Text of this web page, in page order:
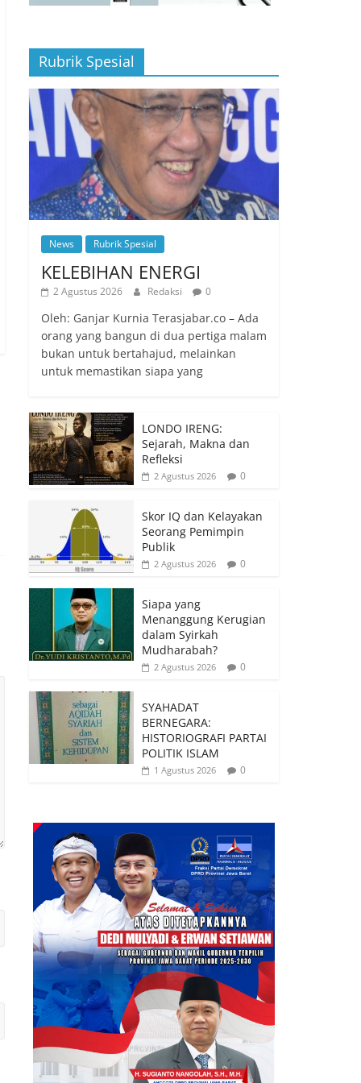
Rubrik Spesial
News Rubrik Spesial
KELEBIHAN ENERGI
2 Agustus 2026 Redaksi 0
Oleh: Ganjar Kurnia Terasjabar.co – Ada
orang yang bangun di dua pertiga malam
bukan untuk bertahajud, melainkan
untuk memastikan siapa yang
LONDO IRENG:
Sejarah, Makna dan
Refleksi
2 Agustus 2026 0
Skor IQ dan Kelayakan
Seorang Pemimpin
Publik
2 Agustus 2026 0
Siapa yang
Menanggung Kerugian
dalam Syirkah
Mudharabah?
2 Agustus 2026 0
SYAHADAT
BERNEGARA:
HISTORIOGRAFI PARTAI
POLITIK ISLAM
1 Agustus 2026 0